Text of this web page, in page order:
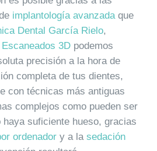
implantología avanzada que
Dental García Rielo,
3Dpodemos
precisión a la hora de
completa de tus dientes,
con técnicas más antiguas
complejos como pueden ser
suficiente hueso, gracias
ordenador y a la sedación